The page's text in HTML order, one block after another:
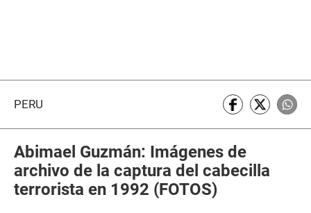
PERÚ
Abimael Guzmán: Imágenes de
archivo de la captura del cabecilla
terrorista en 1992 (FOTOS)